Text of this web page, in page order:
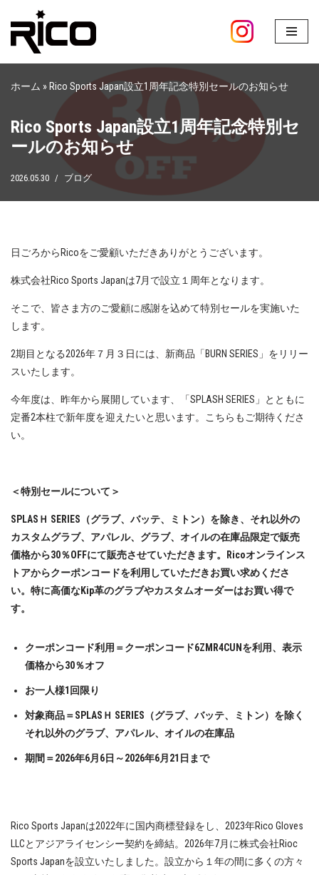
コ
ン
へ
ス
ッ
プ
ホーム » Rico Sports Japan設立1周年記念特別セールのお知らせ
Rico Sports Japan設立1周年記念特別セ
ールのお知らせ
2026.05.30 ブログ
日ごろからRicoをご愛顧いただきありがとうございます。
株式会社Rico Sports Japanは7月で設立１周年となります。
そこで、皆さま方のご愛顧に感謝を込めて特別セールを実施いた
します。
2期目となる2026年７月３日には、新商品「BURN SERIES」をリリー
スいたします。
今年度は、昨年から展開しています、「SPLASH SERIES」とともに
定番2本柱で新年度を迎えたいと思います。こちらもご期待くださ
い。
＜特別セールについて＞
SPLASＨ SERIES（グラブ、バッテ、ミトン）を除き、それ以外の
カスタムグラブ、アパレル、グラブ、オイルの在庫品限定で販売
価格から30％OFFにて販売させていただきます。Ricoオンラインス
トアからクーポンコードを利用していただきお買い求めくださ
い。特に高価なKip革のグラブやカスタムオーダーはお買い得で
す。
クーポンコード利用＝クーポンコード6ZMR4CUNを利用、表示
価格から30％オフ
お一人様1回限り
対象商品＝SPLASＨ SERIES（グラブ、バッテ、ミトン）を除く
それ以外のグラブ、アパレル、オイルの在庫品
期間＝2026年6月6日～2026年6月21日まで
Rico Sports Japanは2022年に国内商標登録をし、2023年Rico Gloves
LLCとアジアライセンシー契約を締結。2026年7月に株式会社Rioc
Sports Japanを設立いたしました。設立から１年の間に多くの方々